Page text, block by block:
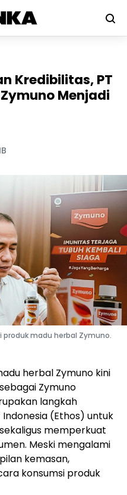
Kredibilitas, PT
Menjadi
madu herbal Zymuno.
herbal Zymuno kini
Zymuno
langkah
(Ethos) untuk
memperkuat
Meski mengalami
kemasan,
konsumsi produk